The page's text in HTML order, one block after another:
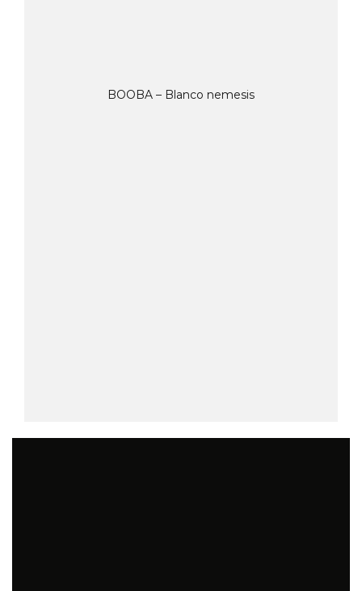
BOOBA – Blanco nemesis